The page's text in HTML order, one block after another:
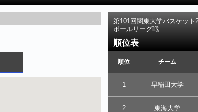
第101回関東大学バスケット
ボールリーグ戦
順位表
順位 チーム
1 早稲田大学
2 東海大学